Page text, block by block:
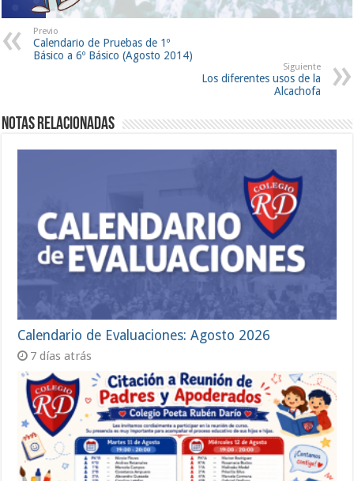
Previo
Calendario de Pruebas de 1º
Básico a 6º Básico (Agosto 2014)
Siguiente
Los diferentes usos de la
Alcachofa
Notas Relacionadas
Calendario de Evaluaciones: Agosto 2026
7 días atrás